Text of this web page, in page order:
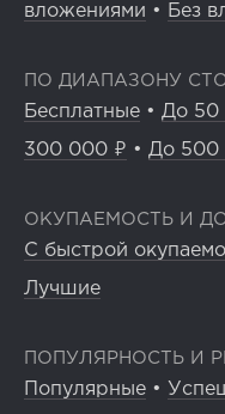
вложениями • Без
ПО ДИАПАЗОНУ
Бесплатные • До 50
300 000 ₽ • До 500
ОКУПАЕМОСТЬ И
С быстрой
Лучшие
ПОПУЛЯРНОСТЬ И
Популярные •